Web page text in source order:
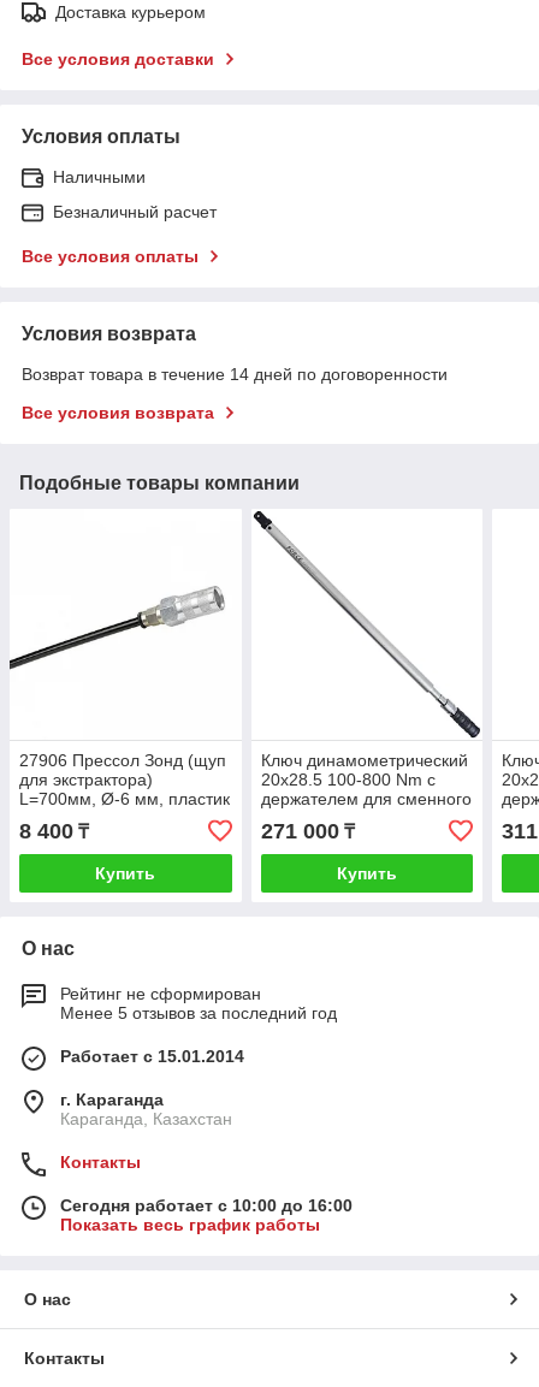
Доставка курьером
Все условия доставки
Условия оплаты
Наличными
Безналичный расчет
Все условия оплаты
Условия возврата
Возврат товара в течение 14 дней по договоренности
Все условия возврата
Подобные товары компании
27906 Прессол Зонд (щуп
для экстрактора)
L=700мм, Ø-6 мм, пластик
8 400 ₸
Купить
Ключ динамометрический
20х28.5 100-800 Nm с
держателем для сменного
инструмента L=960мм
271 000₸
Купить
О нас
Рейтинг не сформирован
Менее 5 отзывов за последний год
Работает с 15.01.2014
г. Караганда
Караганда, Казахстан
Контакты
Сегодня работает с 10:00 до 16:00
Показать весь график работы
О нас
Контакты